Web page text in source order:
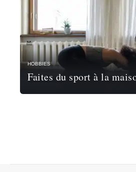
HOBBIES
Faites du sport à la